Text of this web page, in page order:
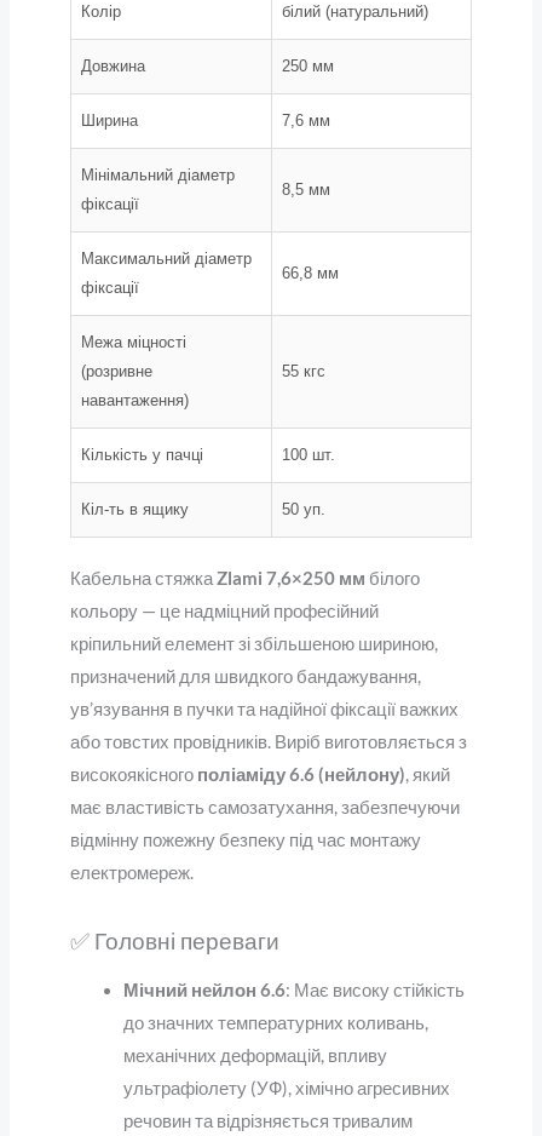
Колір білий (натуральний)
Довжина 250 мм
Ширина 7,6 мм
Мінімальний діаметр
фіксації
8,5 мм
Максимальний діаметр
фіксації
66,8 мм
Межа міцності
(розривне
навантаження)
55 кгс
Кількість у пачці 100 шт.
Кіл-ть в ящику 50 уп.
Кабельна стяжкаZlami 7,6×250 мм білого
кольору — це надміцний професійний
кріпильний елемент зі збільшеною шириною,
призначений для швидкого бандажування,
ув’язування в пучки та надійної фіксації важких
або товстих провідників. Виріб виготовляється з
високоякісного поліаміду 6.6 (нейлону), який
має властивість самозатухання, забезпечуючи
відмінну пожежну безпеку під час монтажу
електромереж.
✅ Головні переваги
Мічний нейлон 6.6: Має високу стійкість
до значних температурних коливань,
механічних деформацій, впливу
ультрафіолету (УФ), хімічно агресивних
речовин та відрізняється тривалим